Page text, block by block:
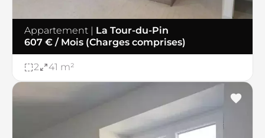
Appartement | La Tour-du-Pin
607 € / Mois (Charges comprises)
2 41 m²